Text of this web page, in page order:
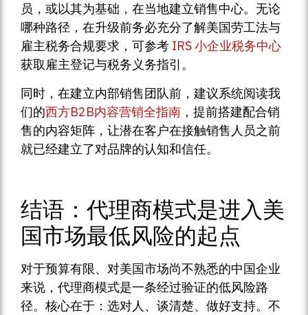
员，或以其为基础，在当地建立销售中心。无论
哪种路径，在升级前务必充分了解美国劳工法与
雇主税务合规要求，可参考 IRS 小企业税务中心
获取雇主登记与税务义务指引。
同时，在建立内部销售团队前，建议系统阅读我
们的西方B2B内容营销全指南 ，提前搭建配合销
售的内容矩阵，让潜在客户在接触销售人员之前
就已经建立了对品牌的认知和信任。
结语：代理商模式是进入美
国市场最低风险的起点
对于预算有限、对美国市场尚不熟悉的中国企业
来说，代理商模式是一条经过验证的低风险路
径。核心在于：选对人、谈清楚、做好支持。不